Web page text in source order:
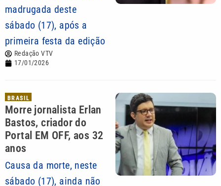
madrugada deste
sábado (17), após a
primeira festa da edição
Redação VTV
17/01/2026
BRASIL
Morre jornalista Erlan
Bastos, criador do
Portal EM OFF, aos 32
anos
Causa da morte, neste
sábado (17), ainda não